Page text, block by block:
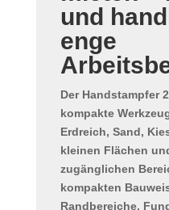
und
enge
Der Handstampfer
kompakte
Erdreich, Sand,
kleinen Flächen
zugänglichen
kompakten
Randbereiche,